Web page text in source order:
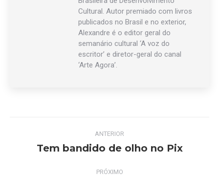
Cultural. Autor premiado com livros
publicados no Brasil e no exterior,
Alexandre é o editor geral do
semanário cultural ‘A voz do
escritor’ e diretor-geral do canal
‘Arte Agora’.
NavegaçãoANTERIOR
Post
Tem bandido de olho no Pix
PRÓXIMO